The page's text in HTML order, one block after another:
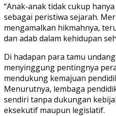
“Anak-anak tidak cukup
sebagai peristiwa sejarah.
mengamalkan hikmahnya,
dan adab dalam kehidupan
Di hadapan para tamu
menyinggung pentingnya
mendukung kemajuan
Menurutnya, lembaga
sendiri tanpa dukungan
eksekutif maupun legislatif.